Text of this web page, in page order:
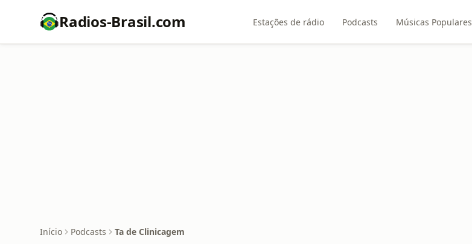
Radios-Brasil.com Estações de rádio Podcasts Músicas Populares
Início Podcasts Ta de Clinicagem